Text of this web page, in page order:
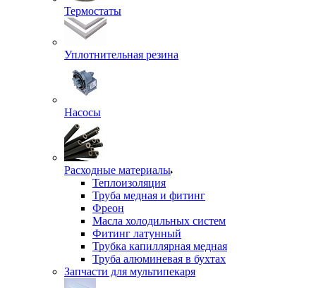
Термостаты
Уплотнительная резина
Насосы
Расходные материалы
Теплоизоляция
Труба медная и фитинг
Фреон
Масла холодильных систем
Фитинг латунный
Трубка капиллярная медная
Труба алюминевая в бухтах
Запчасти для мультипекаря